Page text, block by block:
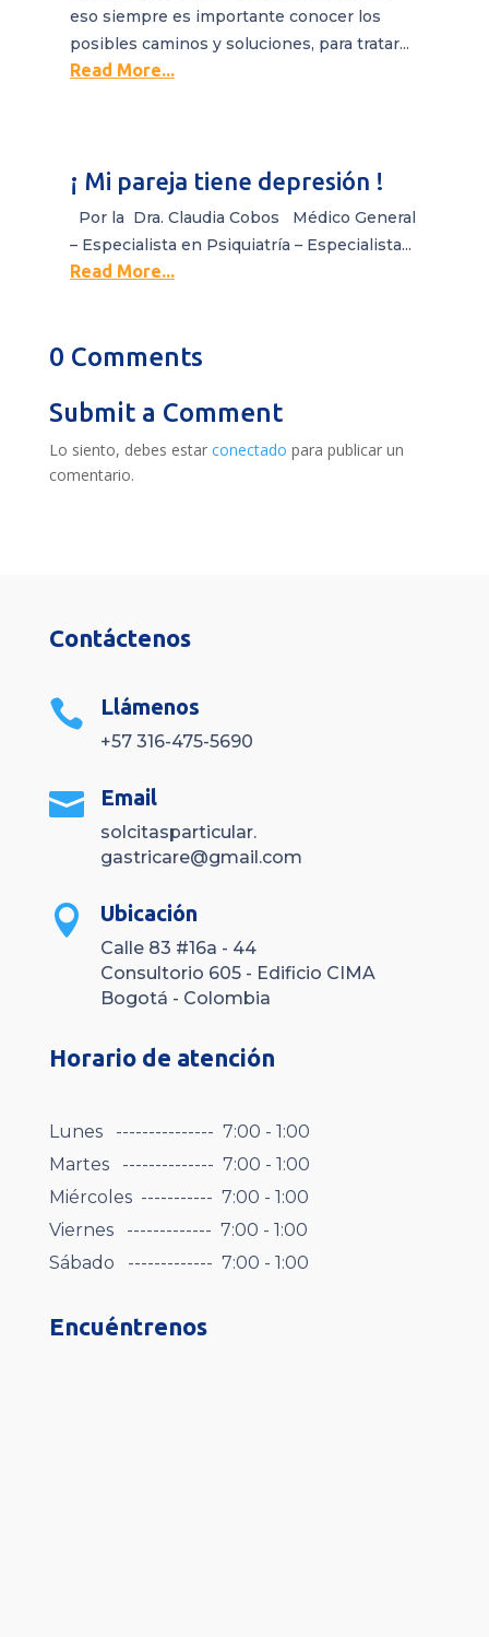
eso siempre es importante conocer los
posibles caminos y soluciones, para tratar...
Read More...
¡ Mi pareja tiene depresión !
Por la Dra. Claudia Cobos Médico General
– Especialista en Psiquiatría – Especialista...
Read More...
0 Comments
Submit a Comment
Lo siento, debes estar conectado para publicar un
comentario.
Contáctenos
 Llámenos
+57 316-475-5690
 Email
solcitasparticular.
gastricare@gmail.com
 Ubicación
Calle 83 #16a - 44
Consultorio 605 - Edificio CIMA
Bogotá - Colombia
Horario de atención
Lunes --------------- 7:00 - 1:00
Martes -------------- 7:00 - 1:00
Miércoles ----------- 7:00 - 1:00
Viernes ------------- 7:00 - 1:00
Sábado ------------- 7:00 - 1:00
Encuéntrenos